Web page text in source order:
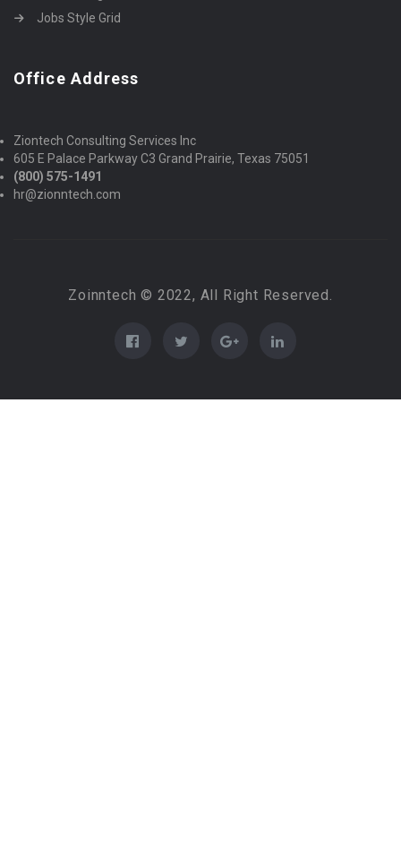
Jobs Style Grid
Office Address
Ziontech Consulting Services Inc
605 E Palace Parkway C3 Grand Prairie, Texas 75051
(800) 575-1491
hr@zionntech.com
Zoinntech © 2022, All Right Reserved.